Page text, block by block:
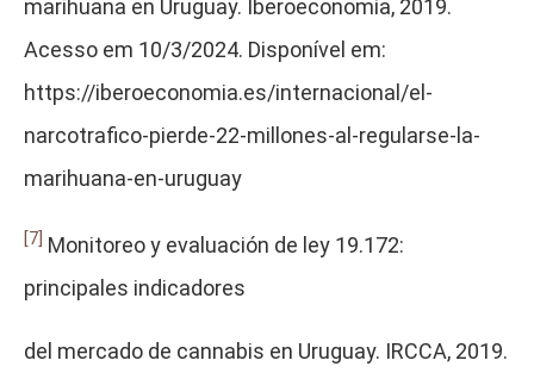
marihuana en Uruguay. Iberoeconomía, 2019.
Acesso em 10/3/2024. Disponível em:
https://iberoeconomia.es/internacional/el-
narcotrafico-pierde-22-millones-al-regularse-la-
marihuana-en-uruguay
[7] Monitoreo y evaluación de ley 19.172:
principales indicadores
del mercado de cannabis en Uruguay. IRCCA, 2019.